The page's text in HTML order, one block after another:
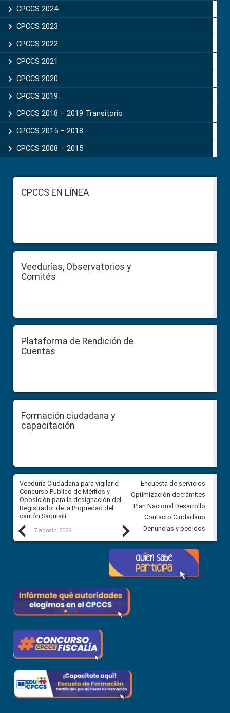
CPCCS 2024
CPCCS 2023
CPCCS 2022
CPCCS 2021
CPCCS 2020
CPCCS 2019 .
CPCCS 2018 – 2019 Transitorio
CPCCS 2015 – 2018
CPCCS 2008 – 2015
FooterCPCCS EN LÍNEA
Veedurías, Observatorios y
Comités
Plataforma de Rendición de
Cuentas
Formación ciudadana y
capacitación
Previous
Veeduría Ciudadana para vigilar el
Concurso Público de Méritos y
Oposición para la designación del
Registrador de la Propiedad del
cantón Saquisilí
7 agosto, 2026
Veeduría Ciudadana para
construcción del asfaltado de
Ballenita del cantón Santa
7 agosto, 2026
Next
Encuesta de servicios
Optimización de trámites
Plan Nacional Desarrollo
Contacto Ciudadano
Denuncias y pedidos